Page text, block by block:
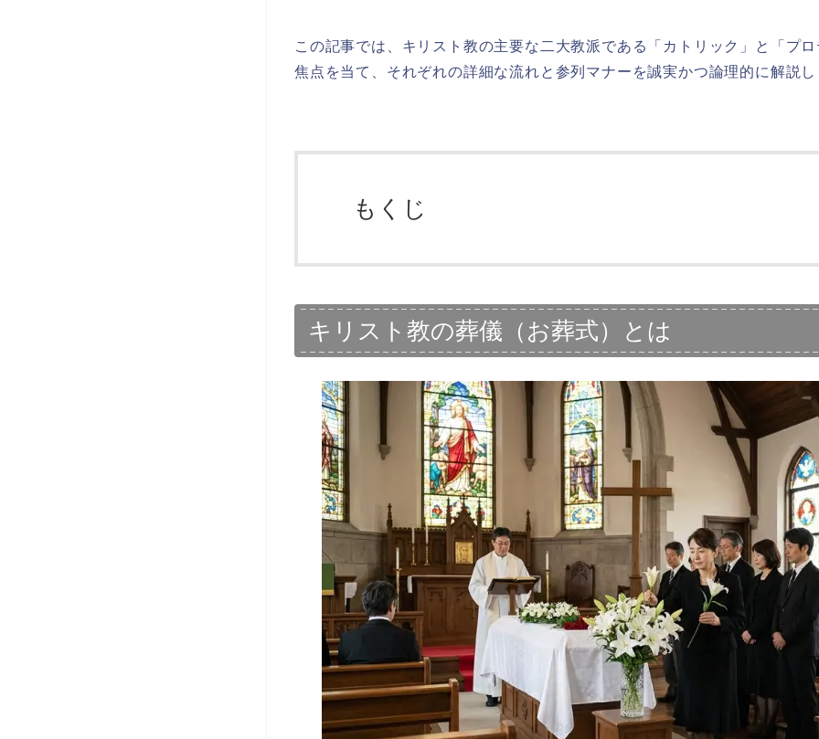
この記事では、キリスト教の主要な二大教派である「カトリック」と「プ
焦点を当て、それぞれの詳細な流れと参列マナーを誠実かつ論理的に解説
もくじ
キリスト教の葬儀（お葬式）とは